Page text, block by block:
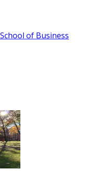
of Business